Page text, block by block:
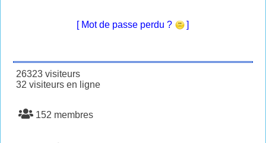
[ Mot de passe perdu ? ]
26323 visiteurs
32 visiteurs en ligne
152 membres